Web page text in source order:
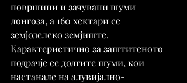
површини и зачувани шуми
лонгоза, а 160 хектари се
земјоделско земјиште.
Карактеристично за заштитеното
подрачје се долгите шуми, кои
настанале на алувијално-